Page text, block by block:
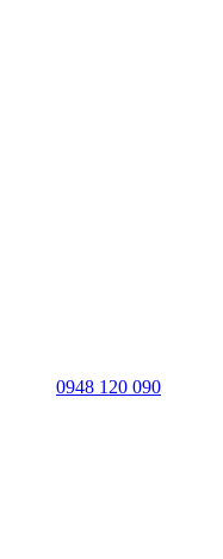
0948 120 090